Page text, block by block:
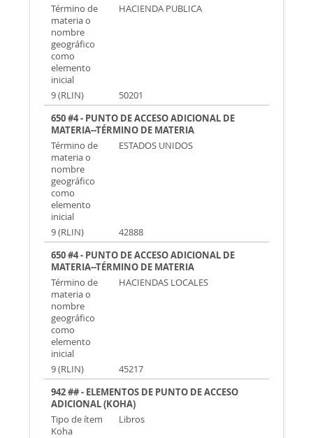
Término de
materia o
nombre
geográfico
como
elemento
inicial
HACIENDA PUBLICA
9 (RLIN)
50201
650 #4 - PUNTO DE ACCESO ADICIONAL DE
MATERIA--TÉRMINO DE MATERIA
Término de
materia o
nombre
geográfico
como
elemento
inicial
ESTADOS UNIDOS
9 (RLIN)
42888
650 #4 - PUNTO DE ACCESO ADICIONAL DE
MATERIA--TÉRMINO DE MATERIA
Término de
materia o
nombre
geográfico
como
elemento
inicial
HACIENDAS LOCALES
9 (RLIN)
45217
942 ## - ELEMENTOS DE PUNTO DE ACCESO
ADICIONAL (KOHA)
Tipo de ítem
Koha
Libros